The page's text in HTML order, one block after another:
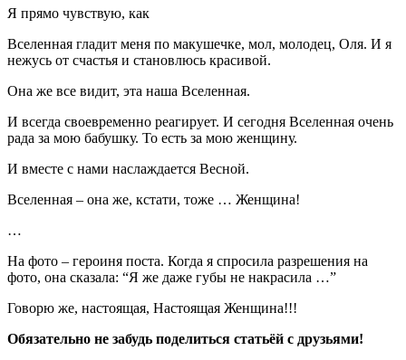
Я прямо чувствую, как
Вселенная гладит меня по макушечке, мол, молодец, Оля. И я
нежусь от счастья и становлюсь красивой.
Она же все видит, эта наша Вселенная.
И всегда своевременно реагирует. И сегодня Вселенная очень
рада за мою бабушку. То есть за мою женщину.
И вместе с нами наслаждается Весной.
Вселенная – она же, кстати, тоже … Женщина!
…
На фото – героиня поста. Когда я спросила разрешения на
фото, она сказала: “Я же даже губы не накрасила …”
Говорю же, настоящая, Настоящая Женщина!!!
Обязательно не забудь поделиться статьёй с друзьями!